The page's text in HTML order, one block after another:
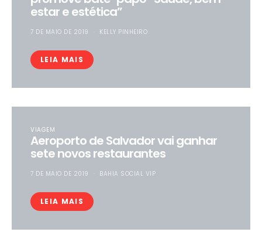
estar e estética”
7 DE MAIO DE 2019 KELLY PINHEIRO
LEIA MAIS
VIAGEM
Aeroporto de Salvador vai ganhar
sete novos restaurantes
7 DE MAIO DE 2019 BAHIA SOCIAL VIP
LEIA MAIS